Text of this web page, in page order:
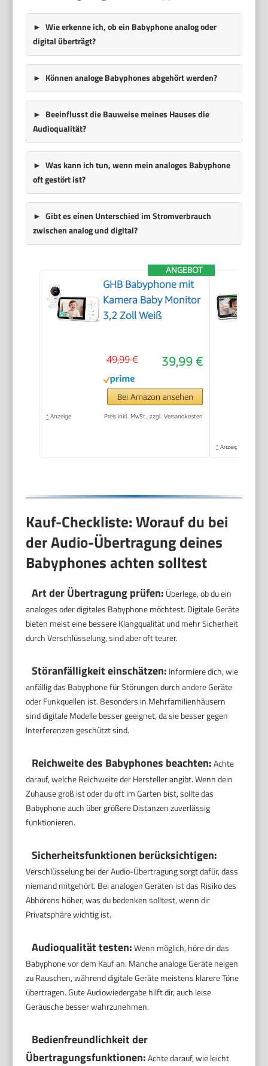
Wie erkenne ich, ob ein Babyphone analog oder
digital überträgt?
Können analoge Babyphones abgehört werden?
Beeinflusst die Bauweise meines Hauses die
Audioqualität?
Was kann ich tun, wenn mein analoges Babyphone
oft gestört ist?
Gibt es einen Unterschied im Stromverbrauch
zwischen analog und digital?
ANGEBOT
GHB Babyphone mit
Kamera Baby Monitor
3,2 Zoll Weiß
39,99 €
49,99 €
Bei Amazon ansehen
* Anzeige Preis inkl. MwSt., zzgl. Versandkosten
* Anzeige
Kauf-Checkliste: Worauf du bei
der Audio-Übertragung deines
Babyphones achten solltest
Art der Übertragung prüfen: Überlege, ob du ein
analoges oder digitales Babyphone möchtest. Digitale Geräte
bieten meist eine bessere Klangqualität und mehr Sicherheit
durch Verschlüsselung, sind aber oft teurer.
Störanfälligkeit einschätzen: Informiere dich, wie
anfällig das Babyphone für Störungen durch andere Geräte
oder Funkquellen ist. Besonders in Mehrfamilienhäusern
sind digitale Modelle besser geeignet, da sie besser gegen
Interferenzen geschützt sind.
Reichweite des Babyphones beachten:Achte
darauf, welche Reichweite der Hersteller angibt. Wenn dein
Zuhause groß ist oder du oft im Garten bist, sollte das
Babyphone auch über größere Distanzen zuverlässig
funktionieren.
Sicherheitsfunktionen berücksichtigen:
Verschlüsselung bei der Audio-Übertragung sorgt dafür, dass
niemand mitgehört. Bei analogen Geräten ist das Risiko des
Abhörens höher, was du bedenken solltest, wenn dir
Privatsphäre wichtig ist.
Audioqualität testen:Wenn möglich, höre dir das
Babyphone vor dem Kauf an. Manche analoge Geräte neigen
zu Rauschen, während digitale Geräte meistens klarere Töne
übertragen. Gute Audiowiedergabe hilft dir, auch leise
Geräusche besser wahrzunehmen.
Bedienfreundlichkeit der
Übertragungsfunktionen:Achte darauf, wie leicht